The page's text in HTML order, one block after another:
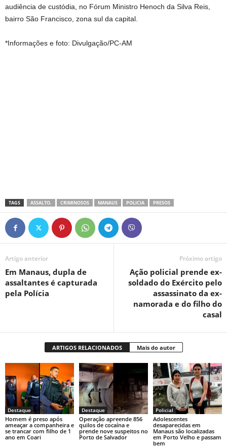
audiência de custódia, no Fórum Ministro Henoch da Silva Reis,
bairro São Francisco, zona sul da capital.
*Informações e foto: Divulgação/PC-AM
TAGS ASSALTO. CRIMINOSOS MANAUS POLICIA PRESOS
Artigo anterior
Em Manaus, dupla de
assaltantes é capturada
pela Polícia
Próximo artigo
Ação policial prende ex-
soldado do Exército pelo
assassinato da ex-
namorada e do filho do
casal
ARTIGOS RELACIONADOS Mais do autor
Destaque
Homem é preso após
ameaçar a companheira e
se trancar com filho de 1
ano em Coari
Destaque
Operação apreende 856
quilos de cocaína e
prende nove suspeitos no
Porto de Salvador
Policial
Adolescentes
desaparecidas em
Manaus são localizadas
em Porto Velho e passam
bem